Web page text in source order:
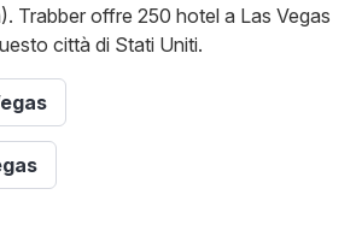
Trabber offre 250 hotel a Las Vegas
città di Stati Uniti.